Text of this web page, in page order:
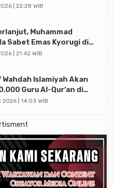
| 22:28 WIB
Muhammad
Sabet Emas Kyorugi di
Indonesia Open
| 21:42 WIB
Wahdah Islamiyah Akan
Guru Al-Qur’an di
| 14:03 WIB